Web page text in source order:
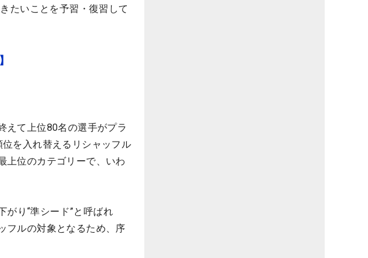
たいことを予習・復習して
えて上位80名の選手がプラ
を入れ替えるリシャッフル
上位のカテゴリーで、いわ
り“準シード”と呼ばれ
フルの対象となるため、序